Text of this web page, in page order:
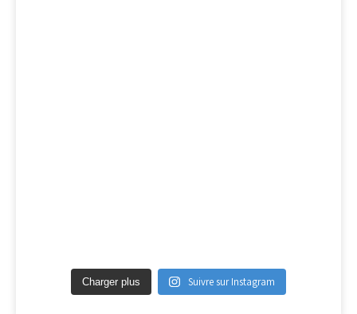
Charger plus Suivre sur Instagram